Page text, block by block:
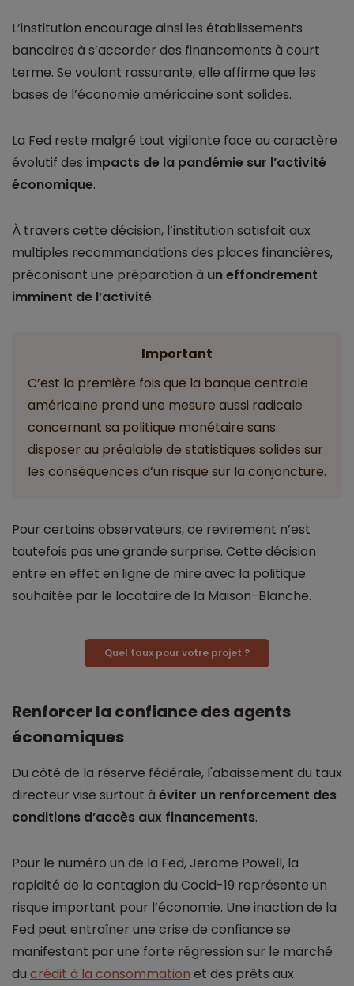
L’institution encourage ainsi les établissements
bancaires à s’accorder des financements à court
terme. Se voulant rassurante, elle affirme que les
bases de l’économie américaine sont solides.
La Fed reste malgré tout vigilante face au caractère
évolutif des impacts de la pandémie sur l’activité
économique.
À travers cette décision, l’institution satisfait aux
multiples recommandations des places financières,
préconisant une préparation à un effondrement
imminent de l’activité.
Important
C’est la première fois que la banque centrale
américaine prend une mesure aussi radicale
concernant sa politique monétaire sans
disposer au préalable de statistiques solides sur
les conséquences d’un risque sur la conjoncture.
Pour certains observateurs, ce revirement n’est
toutefois pas une grande surprise. Cette décision
entre en effet en ligne de mire avec la politique
souhaitée par le locataire de la Maison-Blanche.
Quel taux pour votre projet ?
Renforcer la confiance des agents
économiques
Du côté de la réserve fédérale, l'abaissement du taux
directeur vise surtout à éviter un renforcement des
conditions d’accès aux financements.
Pour le numéro un de la Fed, Jerome Powell, la
rapidité de la contagion du Cocid-19 représente un
risque important pour l’économie. Une inaction de la
Fed peut entraîner une crise de confiance se
manifestant par une forte régression sur le marché
du crédit à la consommation et des prêts aux